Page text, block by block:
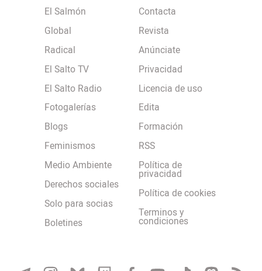
El Salmón
Global
Radical
El Salto TV
El Salto Radio
Fotogalerías
Blogs
Feminismos
Medio Ambiente
Derechos sociales
Solo para socias
Boletines
Contacta
Revista
Anúnciate
Privacidad
Licencia de uso
Edita
Formación
RSS
Política de
privacidad
Política de cookies
Terminos y
condiciones